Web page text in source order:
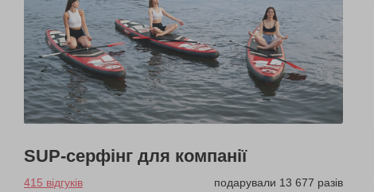
SUP-серфінг для компанії
415 відгуків
подарували 13 677 разів